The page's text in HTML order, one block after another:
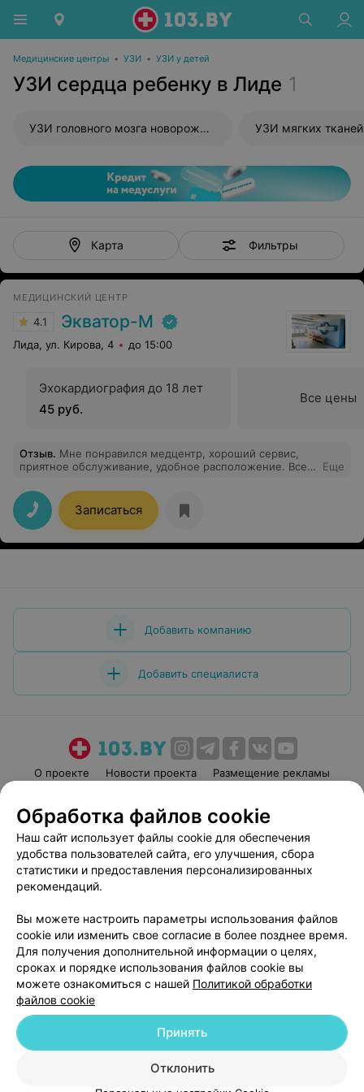
Медицинские центры • УЗИ • УЗИ у детей
УЗИ сердца ребенку в Лиде 1
УЗИ головного мозга новорожденного УЗИ мягких тканей
Карта Фильтры
МЕДИЦИНСКИЙ ЦЕНТР
4.1 Экватор-М
Лида, ул. Кирова, 4 до 15:00
Эхокардиография до 18 лет
45 руб.
Все цены
Отзыв. Мне понравился медцентр, хороший сервис,
приятное обслуживание, удобное расположение. Все
все мои вопросы, для меня это действительно важно!
Рекомендую!
Еще
Записаться
Добавить компанию
Добавить специалиста
О проекте Новости проекта
Размещение рекламы
Пользовательское соглашение
Способы оплаты
Вакансии
Партнеры
Написать руководителю 103.by
Обработка персональных данных
© 2026 ООО «Артокс Лаб», УНП 191700409
| 220012, Республика Беларусь,
г. Минск, улица Толбухина, 2, пом. 16 | help@103.by
Служба поддержки +375 291212755
Обработка файлов cookie
Наш сайт использует файлы cookie для обеспечения
удобства пользователей сайта, его улучшения, сбора
статистики и предоставления персонализированных
рекомендаций.
Вы можете настроить параметры использования файлов
cookie или изменить свое согласие в более позднее время.
Для получения дополнительной информации о целях,
сроках и порядке использования файлов cookie вы
можете ознакомиться с нашей Политикой обработки
файлов cookie
Отклонить
Принять